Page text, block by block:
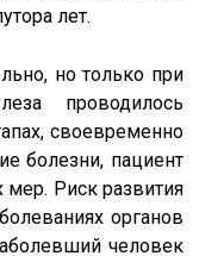
лет.
но только при
проводилось
своевременно
болезни, пациент
мер. Риск развития
органов
человек